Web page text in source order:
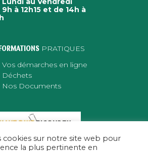
9h à 12h15 et de 14h à
PRATIQUES
Vos démarches en ligne
Déchets
Nos Documents
cookies sur notre site web pour
la plus pertinente en